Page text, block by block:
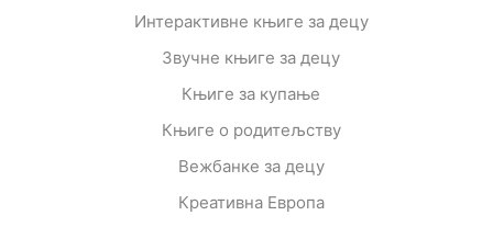
Интерактивне књиге за децу
Звучне књиге за децу
Књиге за купање
Књиге о родитељству
Вежбанке за децу
Креативна Европа